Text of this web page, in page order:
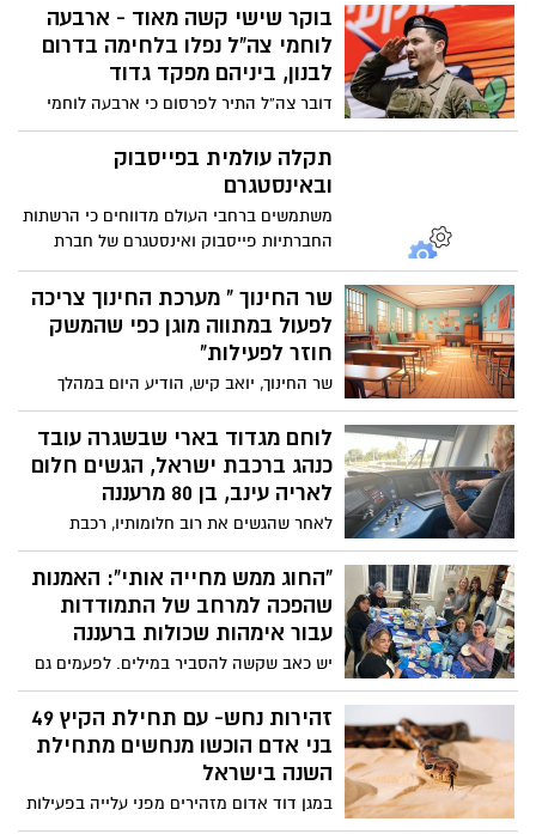
למהלך. במקביל, דווח כי חמאס הציב בפני
בכירים רוסים תנאים נוקשים בנוגע לסעיף
פירוק הארגון מנשקו במסגרת הסכם עתידי.
חיזבאללה, תושבים וגורמי ביטחון בעוטף עזה
מביעים דאגה גוברת מהמתרחש מעבר לגדר.
לדבריהם, ארגוני הטרור ברצועה ממשיכים
ללמוד, להתעצם ולפתח יכולות חדשות, כאשר
אחד האיומים המרכזיים שעל הפרק הוא
העוטף.
בוקר שישי קשה מאוד - ארבעה
לוחמי צה”ל נפלו בלחימה בדרום
לבנון, ביניהם מפקד גדוד
דובר צה”ל התיר לפרסום כי ארבעה לוחמי
צה”ל נפלו במהלך פעילות מבצעית בדרום
לבנון. בין הנופלים הותר לפרסום שמו של
תקלה עולמית בפייסבוק
ובאינסטגרם
משתמשים ברחבי העולם מדווחים כי הרשתות
החברתיות פייסבוק ואינסטגרם של חברת
"מטא" נפלו. בחברה טרם התייחסו לדיווחים.
שר החינוך " מערכת החינוך צריכה
לפעול במתווה מוגן כפי שהמשק
חוזר לפעילות"
שר החינוך, יואב קיש, הודיע היום במהלך
תדרוך כתבים ולאחר סבב התייעצויות עם
בכירי משרד החינוך, ראשי רשויות, נציגי
המועצות האזוריות ושותפים נוספים, כי
מדיניות המשרד היא לפעול לחזרה מהירה
ככל הניתן ללמידה פרונטלית, בכפוף להנחיות
פיקוד העורף.
לוחם מגדוד בארי שבשגרה עובד
כנהג ברכבת ישראל, הגשים חלום
לאריה עינב, בן 80 מרעננה
לאחר שהגשים את רוב חלומותיו, רכבת
ישראל הגשימה לאריה עינב, בן 80 מרעננה,
חלום אחד נוסף - לנסוע בקטר של רכבת
ישראל. מי שליווה אותו היה נהג הרכבת אורן
דה פז, שחזר לאחרונה מסבב מילואים חמישי
ההתרגשות על פניו של אריה, הסברתי לו על
שהצלחנו להגשים לו את החלום."
“החוג ממש מחייה אותי”: האמנות
שהפכה למרחב של התמודדות
עבור אימהות שכולות ברעננה
יש כאב שקשה להסביר במילים. לפעמים גם
שנים אחרי האובדן, הלב מחפש דרך אחרת
לפרוק, לזכור ולהחזיק את מה שנשאר. עבור
אימהות שכולות רבות, הדרך הזו עוברת דרך
היצירה, דרך צבע, חימר, זכוכית או פסיפס,
לומר בקול
זהירות נחש- עם תחילת הקיץ 49
בני אדם הוכשו מנחשים מתחילת
השנה בישראל
במגן דוד אדום מזהירים מפני עלייה בפעילות
הנחשים עם התחממות מזג האוויר ותחילת